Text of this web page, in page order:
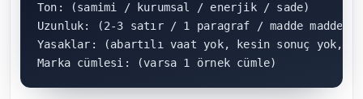
Ton: (samimi / kurumsal / enerjik / sade)
Uzunluk: (2-3 satır / 1 paragraf / madde madde)
Yasaklar: (abartılı vaat yok, kesin sonuç yok,
Marka cümlesi: (varsa 1 örnek cümle)